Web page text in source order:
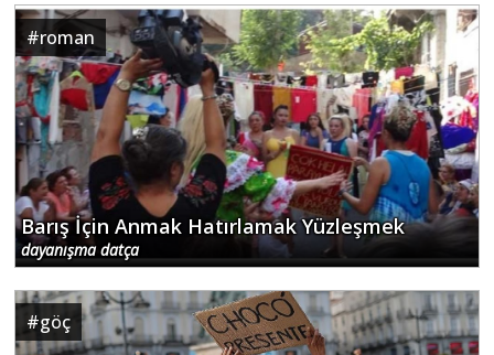
#roman
Barış İçin Anmak Hatırlamak Yüzleşmek
dayanışma datça
#göç